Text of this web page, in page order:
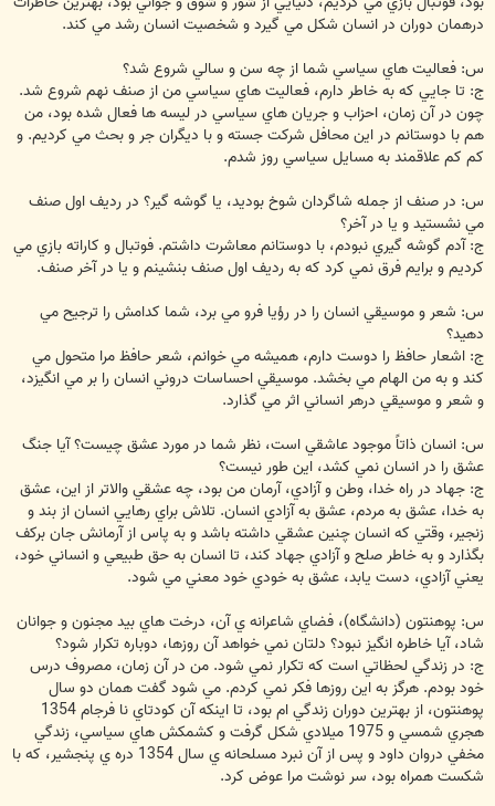
درهمان دوران در انسان شكل مي گيرد و شخصيت انسان رشد مي كند.
س: فعاليت هاي سياسي شما از چه سن و سالي شروع شد؟
ج: تا جايي كه به خاطر دارم، فعاليت هاي سياسي من از صنف نهم شروع شد.
چون در آن زمان، احزاب و جريان هاي سياسي در ليسه ها فعال شده بود، من
هم با دوستانم در اين محافل شركت جسته و با ديگران جر و بحث مي كرديم. و
كم كم علاقمند به مسايل سياسي روز شدم.
س: در صنف از جمله شاگردان شوخ بوديد، يا گوشه گير؟ در رديف اول صنف
مي نشستيد و يا در آخر؟
ج: آدم گوشه گيري نبودم، با دوستانم معاشرت داشتم. فوتبال و كاراته بازي مي
كرديم و برايم فرق نمي كرد كه به رديف اول صنف بنشينم و يا در آخر صنف.
س: شعر و موسيقي انسان را در رؤيا فرو مي برد، شما كدامش را ترجيح مي
دهيد؟
ج: اشعار حافظ را دوست دارم، هميشه مي خوانم، شعر حافظ مرا متحول مي
كند و به من الهام مي بخشد. موسيقي احساسات دروني انسان را بر مي انگيزد،
و شعر و موسيقي درهر انساني اثر مي گذارد.
س: انسان ذاتاً موجود عاشقي است، نظر شما در مورد عشق چيست؟ آيا جنگ
عشق را در انسان نمي كشد، اين طور نيست؟
ج: جهاد در راه خدا، وطن و آزادي، آرمان من بود، چه عشقي والاتر از اين، عشق
به خدا، عشق به مردم، عشق به آزادي انسان. تلاش براي رهايي انسان از بند و
زنجير، وقتي كه انسان چنين عشقي داشته باشد و به پاس از آرمانش جان بركف
بگذارد و به خاطر صلح و آزادي جهاد كند، تا انسان به حق طبيعي و انساني خود،
يعني آزادي، دست يابد، عشق به خودي خود معني مي شود.
س: پوهنتون (دانشگاه)، فضاي شاعرانه ي آن، درخت هاي بيد مجنون و جوانان
شاد، آيا خاطره انگيز نبود؟ دلتان نمي خواهد آن روزها، دوباره تكرار شود؟
ج: در زندگي لحظاتي است كه تكرار نمي شود. من در آن زمان، مصروف درس
خود بودم. هرگز به اين روزها فكر نمي كردم. مي شود گفت همان دو سال
پوهنتون، از بهترين دوران زندگي ام بود، تا اينكه آن كودتاي نا فرجام 1354
هجري شمسي و 1975 ميلادي شكل گرفت و كشمكش هاي سياسي، زندگي
مخفي دروان داود و پس از آن نبرد مسلحانه ي سال 1354 دره ي پنجشير، كه با
شكست همراه بود، سر نوشت مرا عوض كرد.